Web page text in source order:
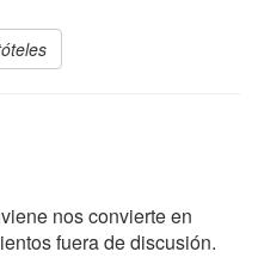
nos convierte en
fuera de discusión.